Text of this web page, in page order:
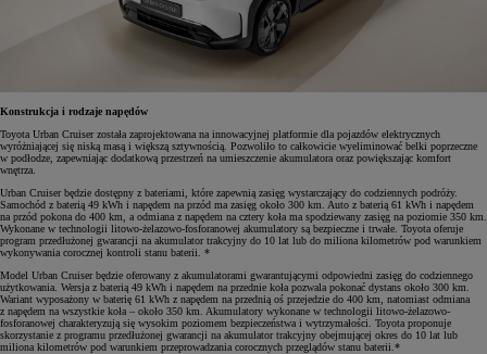
Konstrukcja i rodzaje napędów
Toyota Urban Cruiser została zaprojektowana na innowacyjnej platformie dla pojazdów elektrycznych
wyróżniającej się niską masą i większą sztywnością. Pozwoliło to całkowicie wyeliminować belki poprzeczne
w podłodze, zapewniając dodatkową przestrzeń na umieszczenie akumulatora oraz powiększając komfort
wnętrza.
Urban Cruiser będzie dostępny z bateriami, które zapewnią zasięg wystarczający do codziennych podróży.
Samochód z baterią 49 kWh i napędem na przód ma zasięg około 300 km. Auto z baterią 61 kWh i napędem
na przód pokona do 400 km, a odmiana z napędem na cztery koła ma spodziewany zasięg na poziomie 350 km.
Wykonane w technologii litowo-żelazowo-fosforanowej akumulatory są bezpieczne i trwałe. Toyota oferuje
program przedłużonej gwarancji na akumulator trakcyjny do 10 lat lub do miliona kilometrów pod warunkiem
wykonywania corocznej kontroli stanu baterii. *
Model Urban Cruiser będzie oferowany z akumulatorami gwarantującymi odpowiedni zasięg do codziennego
użytkowania. Wersja z baterią 49 kWh i napędem na przednie koła pozwala pokonać dystans około 300 km.
Wariant wyposażony w baterię 61 kWh z napędem na przednią oś przejedzie do 400 km, natomiast odmiana
z napędem na wszystkie koła – około 350 km. Akumulatory wykonane w technologii litowo-żelazowo-
fosforanowej charakteryzują się wysokim poziomem bezpieczeństwa i wytrzymałości. Toyota proponuje
skorzystanie z programu przedłużonej gwarancji na akumulator trakcyjny obejmującej okres do 10 lat lub
miliona kilometrów pod warunkiem przeprowadzania corocznych przeglądów stanu baterii.*